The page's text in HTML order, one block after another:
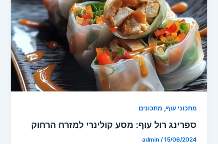
מתכוני עוף,מתכונים
ספרינג רול עוף: מסע קולינרי למזרח הרחוק
admin /15/06/2024